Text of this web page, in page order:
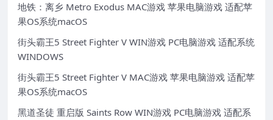
地铁：离乡 Metro Exodus MAC游戏 苹果电脑游戏 适配苹
果OS系统macOS
街头霸王5 Street Fighter V WIN游戏 PC电脑游戏 适配系统
WINDOWS
街头霸王5 Street Fighter V MAC游戏 苹果电脑游戏 适配苹
果OS系统macOS
黑道圣徒 重启版 Saints Row WIN游戏 PC电脑游戏 适配系